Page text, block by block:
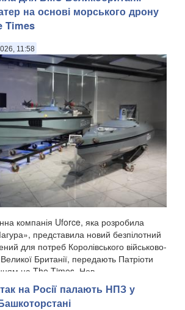
на основі морського дрону
Times
11:58
компанія Uforce, яка розробила
представила новий безпілотний
для потреб Королівського військово-
Британії, передають Патріоти
на The Times. Нов...
на Росії палають НПЗ у